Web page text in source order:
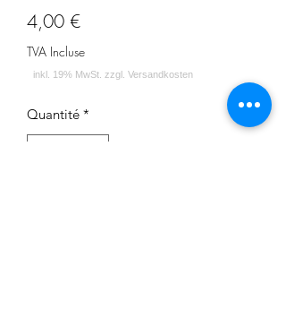
4,00 €Prix
TVA Incluse
Quantité *